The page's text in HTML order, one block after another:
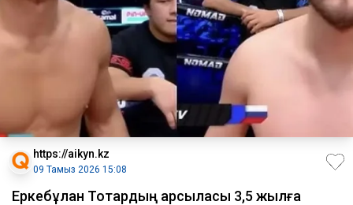
https://aikyn.kz
09 Тамыз 2026 15:08
Еркебұлан Тоқтардың қарсыласы 3,5 жылға